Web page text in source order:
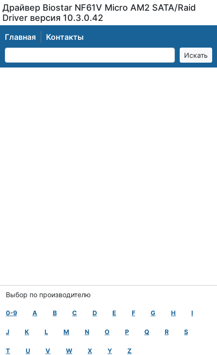
Драйвер Biostar NF61V Micro AM2 SATA/Raid
Driver версия 10.3.0.42
Главная Контакты
Выбор по производителю
0-9 A B C D E F G H I
J K L M N O P Q R S
T U V W X Y Z